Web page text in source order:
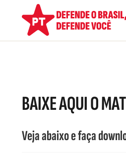
BAIXE AQUI O
Veja abaixo e faça